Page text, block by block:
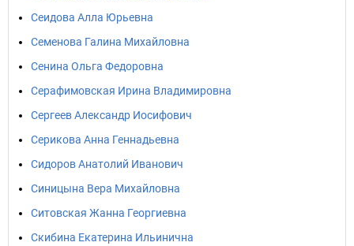
Сеидова Алла Юрьевна
Семенова Галина Михайловна
Сенина Ольга Федоровна
Серафимовская Ирина Владимировна
Сергеев Александр Иосифович
Серикова Анна Геннадьевна
Сидоров Анатолий Иванович
Синицына Вера Михайловна
Ситовская Жанна Георгиевна
Скибина Екатерина Ильинична